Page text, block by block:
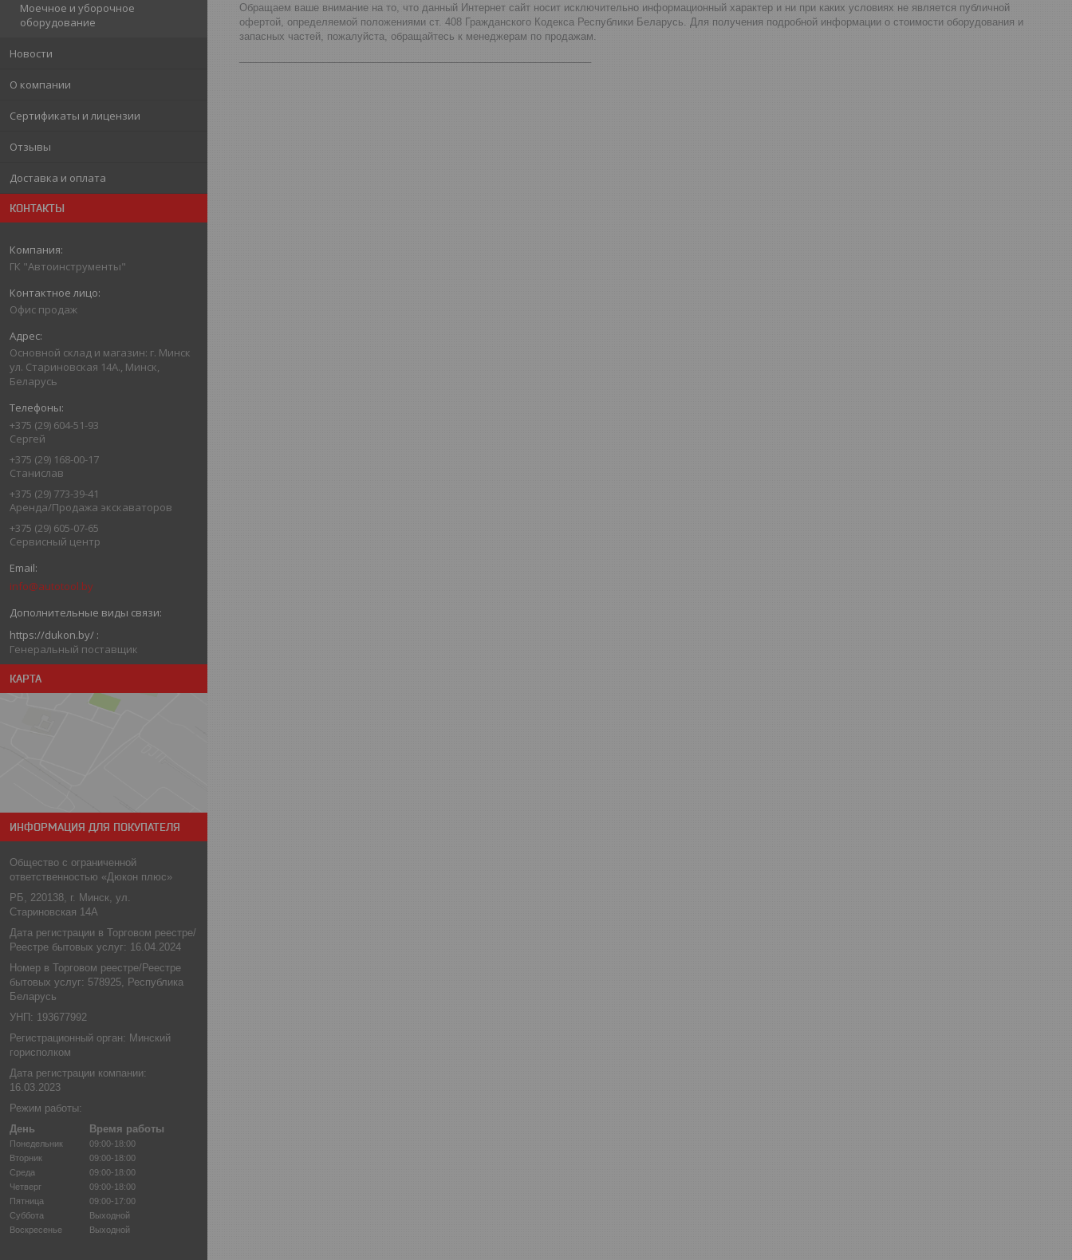
Моечное и уборочное
оборудование
Новости
О компании
Сертификаты и лицензии
Отзывы
Доставка и оплата
КОНТАКТЫ
ГК "Автоинструменты"
Офис продаж
Основной склад и магазин: г. Минск
ул. Стариновская 14А., Минск,
Беларусь
+375 (29) 604-51-93
Сергей
+375 (29) 168-00-17
Станислав
+375 (29) 773-39-41
Аренда/Продажа экскаваторов
+375 (29) 605-07-65
Сервисный центр
info@autotool.by
https://dukon.by/
Генеральный поставщик
КАРТА
ИНФОРМАЦИЯ ДЛЯ ПОКУПАТЕЛЯ
Общество с ограниченной
ответственностью «Дюкон плюс»
РБ, 220138, г. Минск, ул.
Стариновская 14А
Дата регистрации в Торговом реестре/
Реестре бытовых услуг: 16.04.2024
Номер в Торговом реестре/Реестре
бытовых услуг: 578925, Республика
Беларусь
УНП: 193677992
Регистрационный орган: Минский
горисполком
Дата регистрации компании:
16.03.2023
Режим работы:
День
Время работы
Понедельник
09:00-18:00
Вторник
09:00-18:00
Среда
09:00-18:00
Четверг
09:00-18:00
Пятница
09:00-17:00
Суббота
Выходной
Воскресенье
Выходной
Обращаем ваше внимание на то, что данный Интернет сайт носит исключительно информационный характер и ни при каких условиях не является публичной
офертой, определяемой положениями ст. 408 Гражданского Кодекса Республики Беларусь. Для получения подробной информации о стоимости оборудования и
запасных частей, пожалуйста, обращайтесь к менеджерам по продажам.